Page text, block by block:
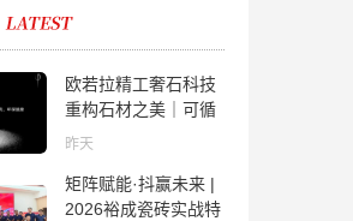
欧若拉精工奢石科技
重构石材之美｜可循
环高纯度微晶，重新
昨天
矩阵赋能·抖赢未来 |
2026裕成瓷砖实战特